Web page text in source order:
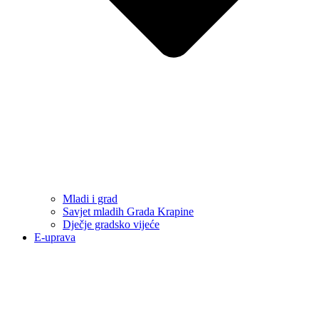
Mladi i grad
Savjet mladih Grada Krapine
Dječje gradsko vijeće
E-uprava